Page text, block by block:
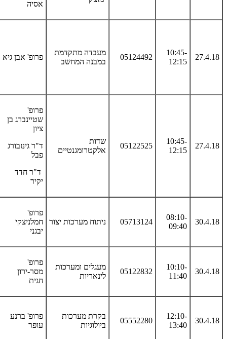
אסיה
27.4.18
10:45-
12:15
05124492
מעבדה מתקדמת
במבנה המחשב
פרופ' אבן גיא
27.4.18
10:45-
12:15
05122525
שדות
אלקטרומגנטיים
פרופ'
שטיינברג בן
ציון
ד"ר גינזבורג
פבל
ד"ר חדד
יקיר
30.4.18
08:10-
09:40
05713124 ניתוח מערכות יצור
פרופ'
חמלניצקי
יבגני
30.4.18
10:10-
11:40
05122832
מעגלים ומערכות
לינאריות
פרופ'
מסר-ירון
חגית
30.4.18
12:10-
13:40
05552280
בקרת מערכות
ביולוגיות
פרופ' ברנע
עופר